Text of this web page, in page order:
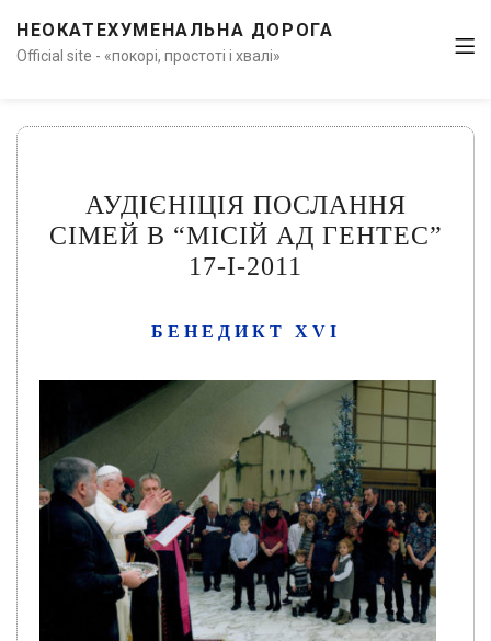
НЕОКАТЕХУМЕНАЛЬНА ДОРОГА
Official site - «покорі, простоті і хвалі»
АУДІЄНІЦІЯ ПОСЛАННЯ
СІМЕЙ В “МІСІЙ АД ГЕНТЕС”
17-I-2011
БЕНЕДИКТ XVI